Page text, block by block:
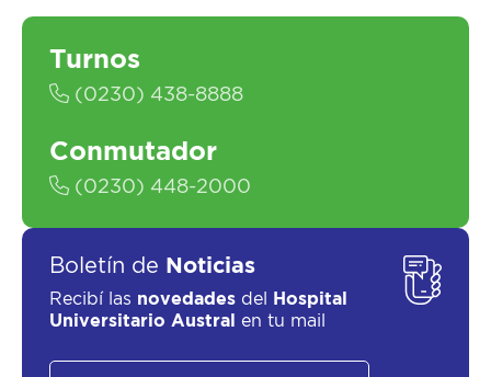
SALUD
Turnos
(0230) 438-8888
Conmutador
(0230) 448-2000
Boletín de Noticias
Recibí las novedades del
Hospital
Universitario Austral
en tu mail